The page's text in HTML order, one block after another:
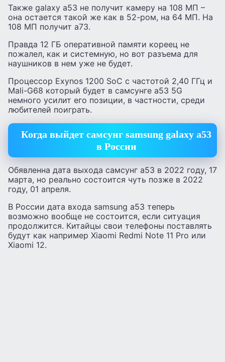
Также galaxy a53 не получит камеру на 108 МП –
она остается такой же как в 52-ром, на 64 МП. На
108 МП получит а73.
Правда 12 ГБ оперативной памяти кореец не
пожалел, как и системную, но вот разъема для
наушников в нем уже не будет.
Процессор Exynos 1200 SoC с частотой 2,40 ГГц и
Mali-G68 который будет в самсунге а53 5G
немного усилит его позиции, в частности, среди
любителей поиграть.
Когда выйдет самсунг samsung galaxy a53
в России
Обявленна дата выхода самсунг а53 в 2022 году, 17
марта, но реально состоится чуть позже в 2022
году, 01 апреля.
В России дата входа samsung a53 теперь
возможно вообще не состоится, если ситуация
продолжится. Китайцы свои телефоны поставлять
будут как например Xiaomi Redmi Note 11 Pro или
Xiaomi 12.